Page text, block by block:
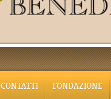
CONTATTI FONDAZIONE